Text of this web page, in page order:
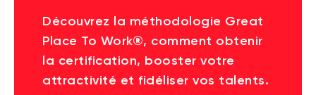
Découvrez la méthodologie Great
Place To Work®, comment obtenir
la certification, booster votre
attractivité et fidéliser vos talents.